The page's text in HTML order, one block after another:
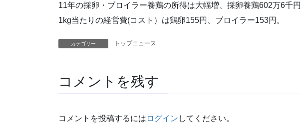
11年の採卵・ブロイラー養鶏の所得は大幅増、採卵養鶏602万6千
1kg当たりの経営費(コスト）は鶏卵155円、ブロイラー153円。
カテゴリー トップニュース
コメントを残す
コメントを投稿するには ログイン してください。